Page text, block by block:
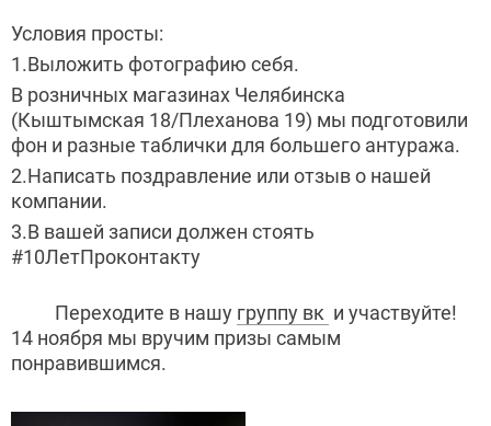
Условия просты:
1.Выложить фотографию себя.
В розничных магазинах Челябинска
(Кыштымская 18/Плеханова 19) мы подготовили
фон и разные таблички для большего антуража.
2.Написать поздравление или отзыв о нашей
компании.
3.В вашей записи должен стоять
#10ЛетПроконтакту
Переходите в нашу группу вк и участвуйте!
14 ноября мы вручим призы самым
понравившимся.